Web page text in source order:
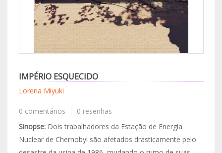
IMPÉRIO ESQUECIDO
Lorena Miyuki
0 comentários
0 resenhas
Sinopse:Dois trabalhadores da Estação de Energia
Nuclear de Chernobyl são afetados drasticamente pelo